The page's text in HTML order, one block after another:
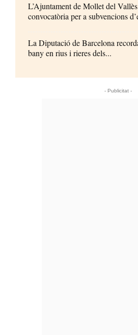
L’Ajuntament de Mollet del
convocatòria per a subvencions
La Diputació de Barcelona
bany en rius i rieres dels...
- Publicitat -